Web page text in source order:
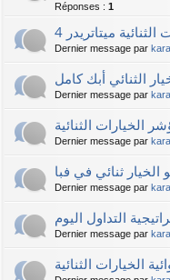
Réponses : 1
ميتاتريدر 4
Dernier message par
الثنائي أبك كامل
Dernier message par
الخيارات الثنائية
Dernier message par
الخيار ثنائي في فبا
Dernier message par
التداول اليوم
Dernier message par
الخيارات الثنائية